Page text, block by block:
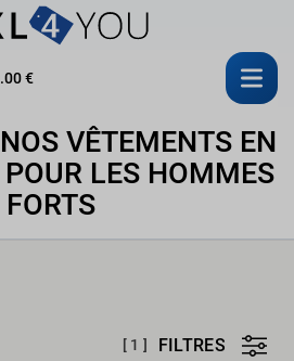
€
VÊTEMENTS EN
LES HOMMES
FORTS
[ 1 ] FILTRES